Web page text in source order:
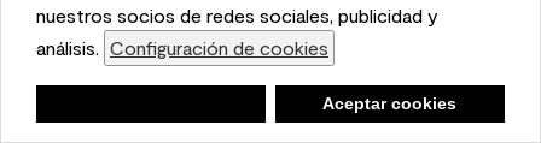
with our social media, advertising, and analytics
partners. Cookie Settings
Accept Cookies
nuestros socios de redes sociales, publicidad y
análisis. Configuración de cookies
Aceptar cookies
Load More